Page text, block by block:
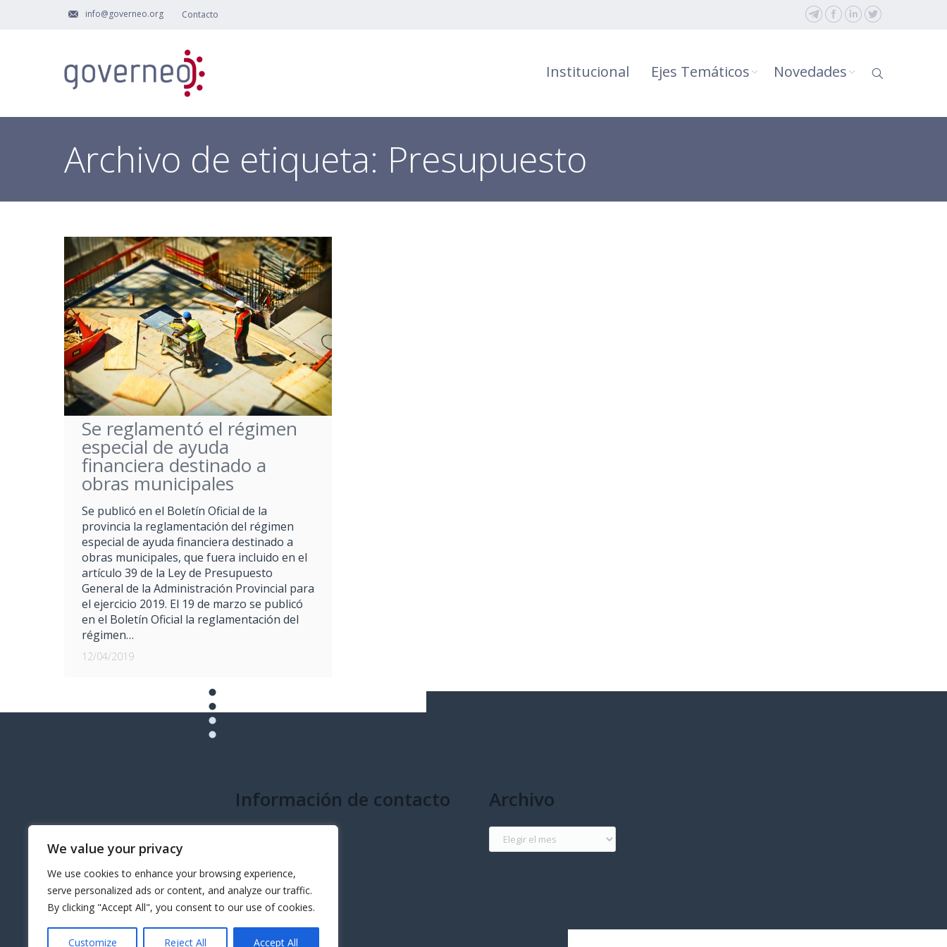
We value your privacy
We use cookies to enhance your browsing experience,
serve personalized ads or content, and analyze our traffic.
By clicking "Accept All", you consent to our use of cookies.
Customize Reject All Accept All
info@governeo.org Contacto
Institucional Ejes Temáticos Novedades
Archivo de etiqueta: Presupuesto
Se reglamentó el régimen
especial de ayuda
financiera destinado a
obras municipales
Se publicó en el Boletín Oficial de la
provincia la reglamentación del régimen
especial de ayuda financiera destinado a
obras municipales, que fuera incluido en el
artículo 39 de la Ley de Presupuesto
General de la Administración Provincial para
el ejercicio 2019. El 19 de marzo se publicó
en el Boletín Oficial la reglamentación del
régimen…
12/04/2019
Información de contacto Archivo
Archivo